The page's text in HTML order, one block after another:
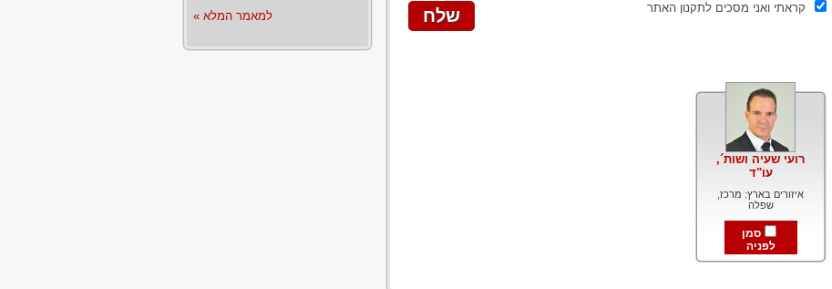
קראתי ואני מסכים לתקנון האתר
רועי שעיה ושות´,
עו"ד
איזורים בארץ: מרכז,
שפלה
סמן
לפניה
למאמר המלא »